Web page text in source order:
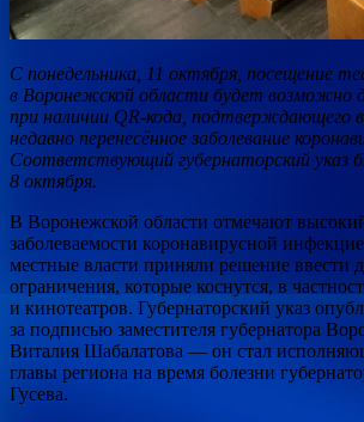
С понедельника, 11 октября, посещение
в Воронежской области будет возможно
при наличии QR-кода, подтверждающего
недавно перенесённое заболевание
Соответствующий губернаторский указ
8 октября.
В Воронежской области отмечают
заболеваемости коронавирусной
местные власти приняли решение ввести
ограничения, которые коснутся, в
и кинотеатров. Губернаторский указ
за подписью заместителя губернатора
Виталия Шабалатова — он стал
главы региона на время болезни
Гусева.